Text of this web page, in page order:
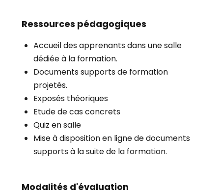
Ressources pédagogiques
Accueil des apprenants dans une salle
dédiée à la formation.
Documents supports de formation
projetés.
Exposés théoriques
Etude de cas concrets
Quiz en salle
Mise à disposition en ligne de documents
supports à la suite de la formation.
Modalités d'évaluation